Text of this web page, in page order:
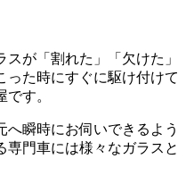
が「割れた」「欠けた」
った時にすぐに駆け付けて
す。
へ瞬時にお伺いできるよう
専門車には様々なガラスと